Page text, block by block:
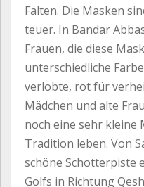
Falten. Die Masken
teuer. In Bandar
Frauen, die diese
unterschiedliche
verlobte, rot für
Mädchen und alte
noch eine sehr kleine
Tradition leben. Von
schöne Schotterpiste
Golfs in Richtung